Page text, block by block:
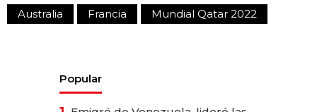
Australia Francia Mundial Qatar 2022
Popular